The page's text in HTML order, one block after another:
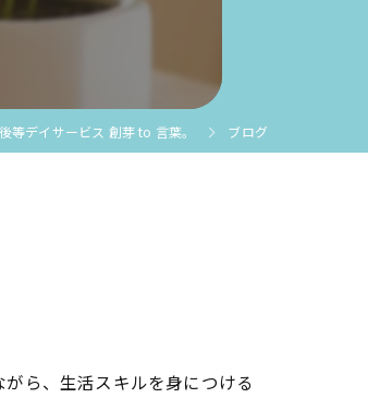
デイサービス 創芽 to 言葉。 ブログ
ら、生活スキルを身につける